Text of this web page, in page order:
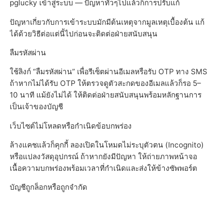
pglucky เข้าสู่ระบบ — ปัญหาทั่วๆไปแล้วก็การปรับแก้
ปัญหาเกี่ยวกับการเข้าระบบมักมีต้นเหตุจากมูลเหตุเบื้องต้น แก้
ได้ด้วยวิธีต่อแต่นี้ไปก่อนจะติดต่อฝ่ายสนับสนุน
ลืมรหัสผ่าน
ใช้ลิงก์ “ลืมรหัสผ่าน” เพื่อรีเซ็ตผ่านอีเมลหรือรับ OTP ทาง SMS
ถ้าหากไม่ได้รับ OTP ให้ตรวจดูตัวสะกดของอีเมลแล้วก็รอ 5–
10 นาที แม้ยังไม่ได้ ให้ติดต่อฝ่ายสนับสนุนพร้อมหลักฐานการ
เป็นเจ้าของบัญชี
เว็บไซต์ไม่โหลดหรือกำเนิดข้อบกพร่อง
ล้างแคชแล้วก็คุกกี้ ลองเปิดในโหมดไม่ระบุตัวตน (Incognito)
หรือแปลงวัสดุอุปกรณ์ ถ้าหากยังมีปัญหา ให้ถ่ายภาพหน้าจอ
เนื้อความบกพร่องพร้อมเวลาที่กำเนิดและส่งให้ข้างซัพพอร์ต
บัญชีถูกล็อกหรือถูกจำกัด